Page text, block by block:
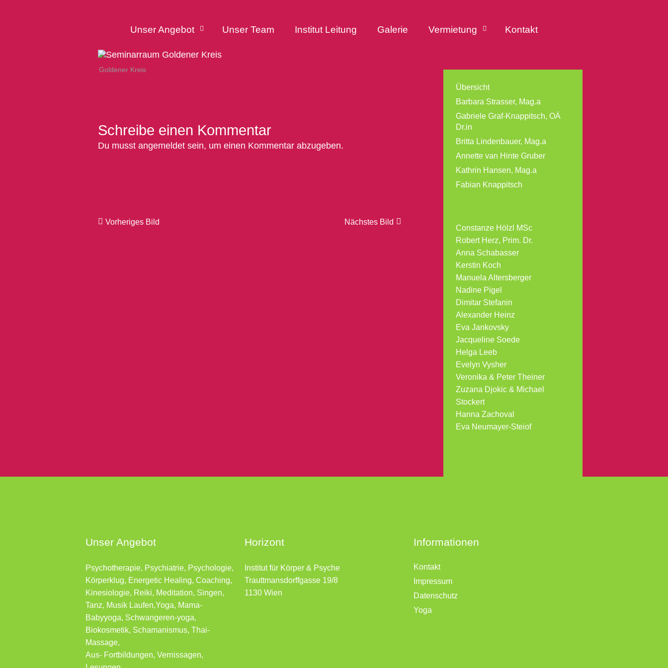
Unser Angebot Unser Team Institut Leitung Galerie Vermietung Kontakt
Goldener Kreis
Schreibe einen Kommentar
Du musst angemeldet sein, um einen Kommentar abzugeben.
Nächstes Bild
Vorheriges Bild
Übersicht
Barbara Strasser, Mag.a
Gabriele Graf-Knappitsch, OÄ
Dr.in
Britta Lindenbauer, Mag.a
Annette van Hinte Gruber
Kathrin Hansen, Mag.a
Fabian Knappitsch
Constanze Hölzl MSc
Robert Herz, Prim. Dr.
Anna Schabasser
Kerstin Koch
Manuela Altersberger
Nadine Pigel
Dimitar Stefanin
Alexander Heinz
Eva Jankovsky
Jacqueline Soede
Helga Leeb
Evelyn Vysher
Veronika & Peter Theiner
Zuzana Djokic & Michael
Stockert
Hanna Zachoval
Eva Neumayer-Steiof
Unser Angebot
Psychotherapie, Psychiatrie, Psychologie,
Körperklug, Energetic Healing, Coaching,
Kinesiologie, Reiki, Meditation, Singen,
Tanz, Musik Laufen,Yoga, Mama-
Babyyoga, Schwangeren-yoga,
Biokosmetik, Schamanismus, Thai-
Massage,
Aus- Fortbildungen, Vernissagen,
Horizont
Institut für Körper & Psyche
Trauttmansdorffgasse 19/8
1130 Wien
Informationen
Kontakt
Impressum
Datenschutz
Yoga